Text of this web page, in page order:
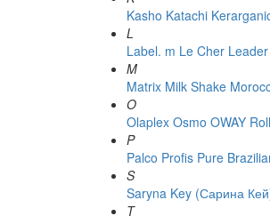
Kasho Katachi
L
Label. m Le Cher Leader
M
Matrix Milk Shake
O
Olaplex Osmo OWAY
P
Palco Profis Pure
S
Saryna Key (Сарина
T